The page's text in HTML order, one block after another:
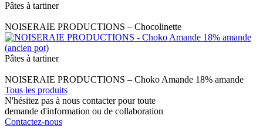
Pâtes à tartiner
NOISERAIE PRODUCTIONS – Chocolinette
Pâtes à tartiner
NOISERAIE PRODUCTIONS – Choko Amande 18% amande
Tous les produits
N'hésitez pas à nous contacter pour toute
demande d'information ou de collaboration
Contactez-nous